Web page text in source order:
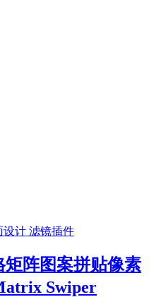
设计 滤镜插件
矩阵图案拼贴像素
Swiper